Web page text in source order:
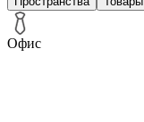
Офис